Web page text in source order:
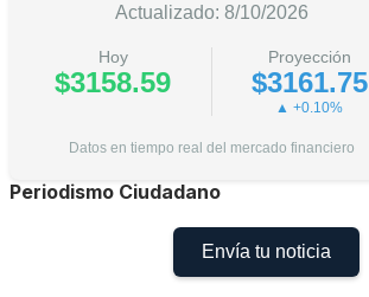
Actualizado: 8/10/2026
Hoy
$3158.59
Proyección
$3161.75
▲ +0.10%
Datos en tiempo real del mercado financiero
Periodismo Ciudadano
Envía tu noticia